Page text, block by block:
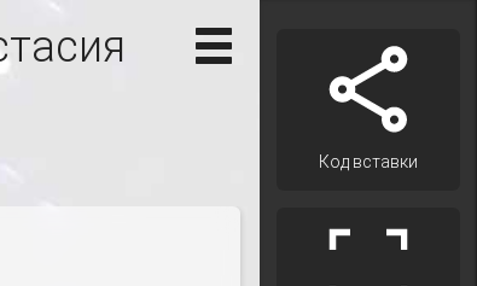
Код вставки